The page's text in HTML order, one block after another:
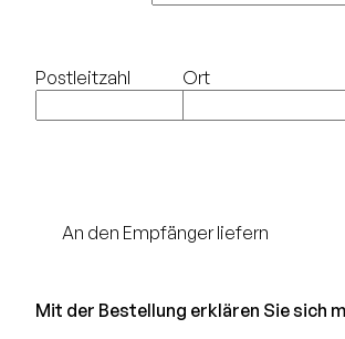
Postleitzahl Ort
An den Empfänger liefern
Mit der Bestellung erklären Sie sich